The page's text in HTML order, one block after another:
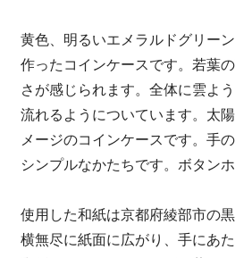
黄色、明るいエメラルドグリー
作ったコインケースです。若葉
さが感じられます。全体に雲よ
流れるようについています。太
メージのコインケースです。手
シンプルなかたちです。ボタン
使用した和紙は京都府綾部市の
横無尽に紙面に広がり、手にあ